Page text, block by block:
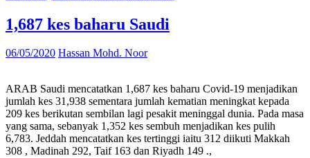
1,687 kes baharu Saudi
06/05/2020 Hassan Mohd. Noor
ARAB Saudi mencatatkan 1,687 kes baharu Covid-19 menjadikan
jumlah kes 31,938 sementara jumlah kematian meningkat kepada
209 kes berikutan sembilan lagi pesakit meninggal dunia. Pada masa
yang sama, sebanyak 1,352 kes sembuh menjadikan kes pulih
6,783. Jeddah mencatatkan kes tertinggi iaitu 312 diikuti Makkah
308 , Madinah 292, Taif 163 dan Riyadh 149 .,